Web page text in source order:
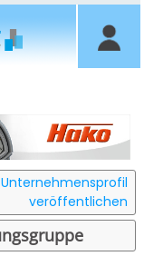
Unternehmensprofil
veröffentlichen